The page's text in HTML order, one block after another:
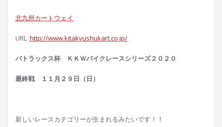
北九州カートウェイ
URL http://www.kitakyushukart.co.jp/
バトラックス杯 ＫＫＷバイクレースシリーズ２０２０
最終戦 １１月２９日（日）
新しいレースカテゴリーが生まれるみたいです！！